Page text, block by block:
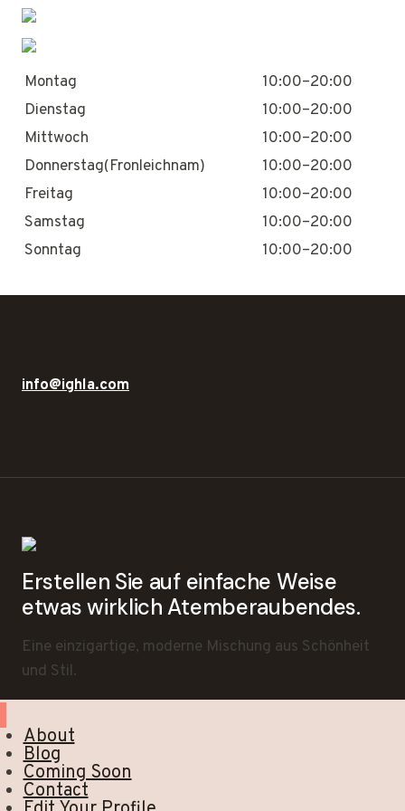
Montag
10:00–20:00
Dienstag
10:00–20:00
Mittwoch
10:00–20:00
Donnerstag(Fronleichnam)
10:00–20:00
Freitag
10:00–20:00
Samstag
10:00–20:00
Sonntag
10:00–20:00
info@ighla.com
Erstellen Sie auf einfache Weise
etwas wirklich Atemberaubendes.
Eine einzigartige, moderne Mischung aus Schönheit
und Stil.
About
Blog
Coming Soon
Contact